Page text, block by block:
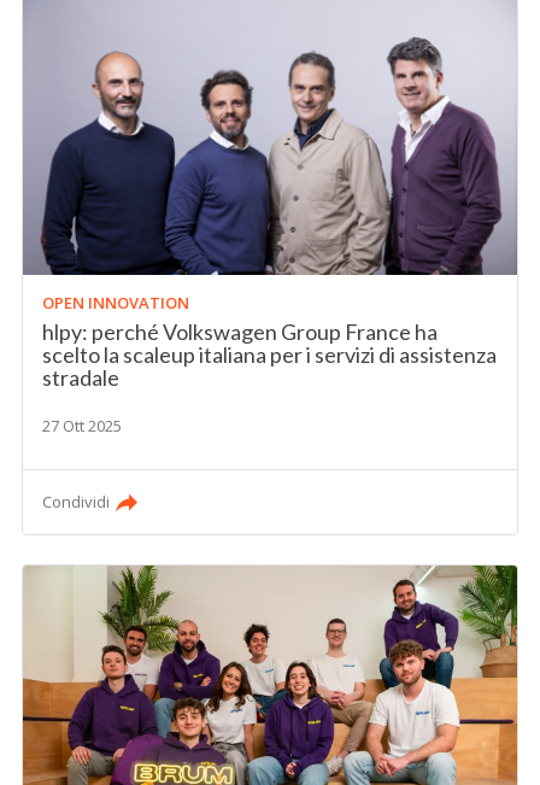
OPEN INNOVATION
hlpy: perché Volkswagen Group France ha
scelto la scaleup italiana per i servizi di assistenza
stradale
27 Ott 2025
Condividi